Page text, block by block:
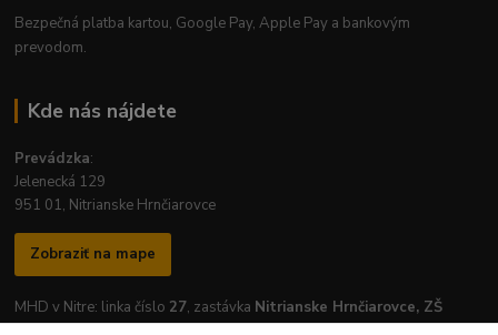
Bezpečná platba kartou, Google Pay, Apple Pay a bankovým
prevodom.
Kde nás nájdete
Prevádzka:
Jelenecká 129
951 01, Nitrianske Hrnčiarovce
Zobraziť na mape
MHD v Nitre: linka číslo 27, zastávka Nitrianske Hrnčiarovce, ZŠ